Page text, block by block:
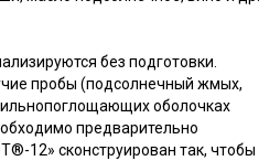
без подготовки.
пробы (подсолнечный жмых,
оболочках
предварительно
12» сконструирован так, чтобы